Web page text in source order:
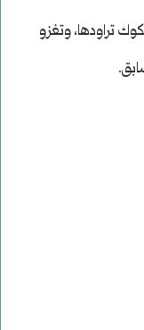
تراودها، وتغزو